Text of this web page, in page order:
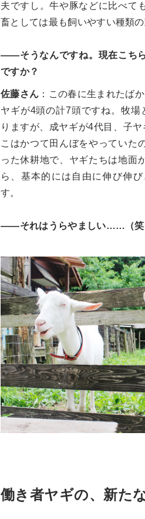
夫ですし。牛や豚などに比べて
畜としては最も飼いやすい種類の
――そうなんですね。現在こち
ですか？
佐藤さん ：この春に生まれたば
ヤギが4頭の計7頭ですね。牧場
りますが、成ヤギが4代目、子
こはかつて田んぼをやっていた
った休耕地で、ヤギたちは地面
ら、基本的には自由に伸び伸
す。
――それはうらやましい……（笑
働き者ヤギの、新た